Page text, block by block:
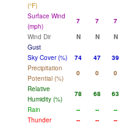
(°F)
Surface Wind
(mph)
7 7 7
Wind Dir
N N N
Gust
Sky Cover (%)
74 47 39
Precipitation
Potential (%)
0 0 0
Relative
Humidity (%)
78 68 63
Rain
-- -- --
Thunder
-- -- --